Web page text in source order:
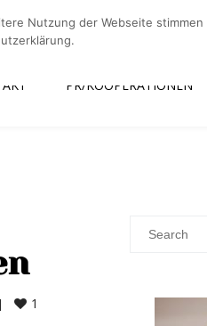
Über mich Kontakt PR/
PR/KOOPERATIONEN
| 1
Nutzung der Webseite